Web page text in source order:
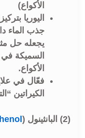
الأكواع)
جذب الماء
يجعله حل
السميكة
الأكواع.
فعّال في
الكيراتين
(2) البانثينول (